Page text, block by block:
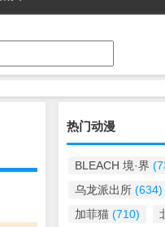
热门动漫
BLEACH 境·界
乌龙派出所 (634)
加菲猫 (710)